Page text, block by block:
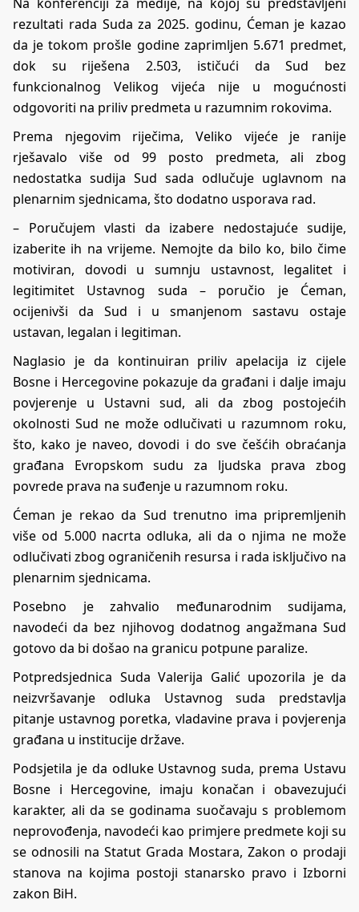
rezultati rada Suda za 2025. godinu, Ćeman je kazao
da je tokom prošle godine zaprimljen 5.671 predmet,
dok su riješena 2.503, ističući da Sud bez
funkcionalnog Velikog vijeća nije u mogućnosti
odgovoriti na priliv predmeta u razumnim rokovima.
Prema njegovim riječima, Veliko vijeće je ranije
rješavalo više od 99 posto predmeta, ali zbog
nedostatka sudija Sud sada odlučuje uglavnom na
plenarnim sjednicama, što dodatno usporava rad.
– Poručujem vlasti da izabere nedostajuće sudije,
izaberite ih na vrijeme. Nemojte da bilo ko, bilo čime
motiviran, dovodi u sumnju ustavnost, legalitet i
legitimitet Ustavnog suda – poručio je Ćeman,
ocijenivši da Sud i u smanjenom sastavu ostaje
ustavan, legalan i legitiman.
Naglasio je da kontinuiran priliv apelacija iz cijele
Bosne i Hercegovine pokazuje da građani i dalje imaju
povjerenje u Ustavni sud, ali da zbog postojećih
okolnosti Sud ne može odlučivati u razumnom roku,
što, kako je naveo, dovodi i do sve češćih obraćanja
građana Evropskom sudu za ljudska prava zbog
povrede prava na suđenje u razumnom roku.
Ćeman je rekao da Sud trenutno ima pripremljenih
više od 5.000 nacrta odluka, ali da o njima ne može
odlučivati zbog ograničenih resursa i rada isključivo na
plenarnim sjednicama.
Posebno je zahvalio međunarodnim sudijama,
navodeći da bez njihovog dodatnog angažmana Sud
gotovo da bi došao na granicu potpune paralize.
Potpredsjednica Suda Valerija Galić upozorila je da
neizvršavanje odluka Ustavnog suda predstavlja
pitanje ustavnog poretka, vladavine prava i povjerenja
građana u institucije države.
Podsjetila je da odluke Ustavnog suda, prema Ustavu
Bosne i Hercegovine, imaju konačan i obavezujući
karakter, ali da se godinama suočavaju s problemom
neprovođenja, navodeći kao primjere predmete koji su
se odnosili na Statut Grada Mostara, Zakon o prodaji
stanova na kojima postoji stanarsko pravo i Izborni
zakon BiH.